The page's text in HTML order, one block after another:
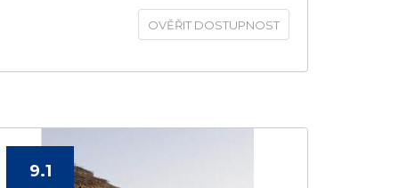
OVĚŘIT DOSTUPNOST
9.1